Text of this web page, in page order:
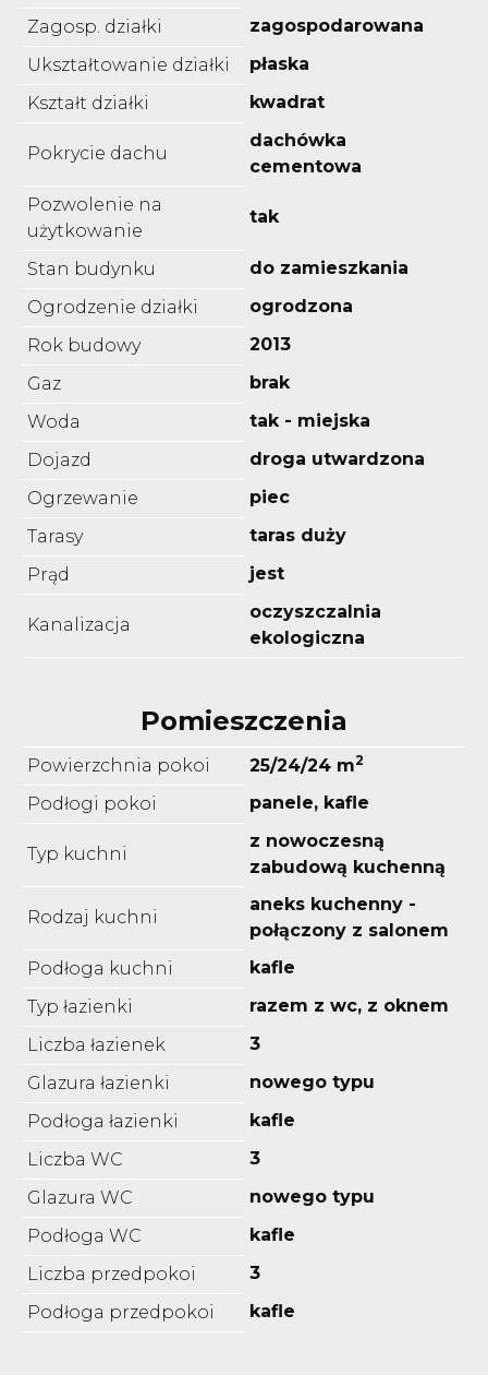
Zagosp. działki
zagospodarowana
Ukształtowanie działki
płaska
Kształt działki
kwadrat
Pokrycie dachu
dachówka
cementowa
Pozwolenie na
użytkowanie
tak
Stan budynku
do zamieszkania
Ogrodzenie działki
ogrodzona
Rok budowy
2013
Gaz
brak
Woda
tak - miejska
Dojazd
droga utwardzona
Ogrzewanie
piec
Tarasy
taras duży
Prąd
jest
Kanalizacja
oczyszczalnia
ekologiczna
Pomieszczenia
Powierzchnia pokoi 25/24/24 m2
Podłogi pokoi panele, kafle
Typ kuchni
z nowoczesną
zabudową kuchenną
Rodzaj kuchni
aneks kuchenny -
połączony z salonem
Podłoga kuchni
kafle
Typ łazienki
razem z wc, z oknem
Liczba łazienek
3
Glazura łazienki
nowego typu
Podłoga łazienki
kafle
Liczba WC
3
Glazura WC
nowego typu
Podłoga WC
kafle
Liczba przedpokoi
3
Podłoga przedpokoi
kafle